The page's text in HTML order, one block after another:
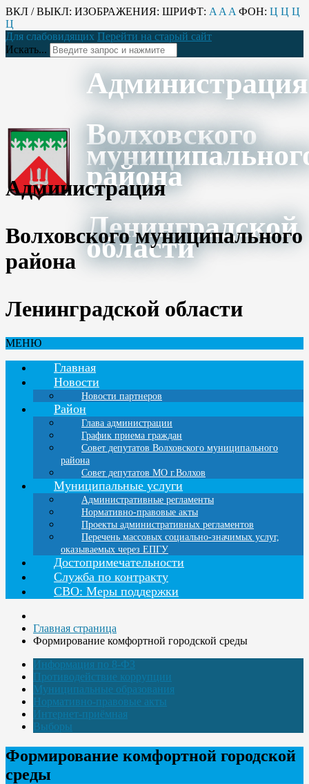
ВКЛ / ВЫКЛ: ИЗОБРАЖЕНИЯ: ШРИФТ: A A A ФОН: Ц Ц Ц
Ц
Для слабовидящих Перейти на старый сайт
Искать...
Администрация
Волховского
района
Ленинградской
области
Администрация
Волховского муниципального
района
Ленинградской области
МЕНЮ
Главная
Новости
Новости партнеров
Район
Глава администрации
График приема граждан
Совет депутатов Волховского муниципального
района
Совет депутатов МО г.Волхов
Муниципальные услуги
Административные регламенты
Нормативно-правовые акты
Проекты административных регламентов
Перечень массовых социально-значимых услуг,
оказываемых через ЕПГУ
Достопримечательности
Служба по контракту
СВО: Меры поддержки
Главная страница
Формирование комфортной городской среды
Информация по 8-ФЗ
Противодействие коррупции
Муниципальные образования
Нормативно-правовые акты
Интернет-приёмная
Выборы
Формирование комфортной городской
среды